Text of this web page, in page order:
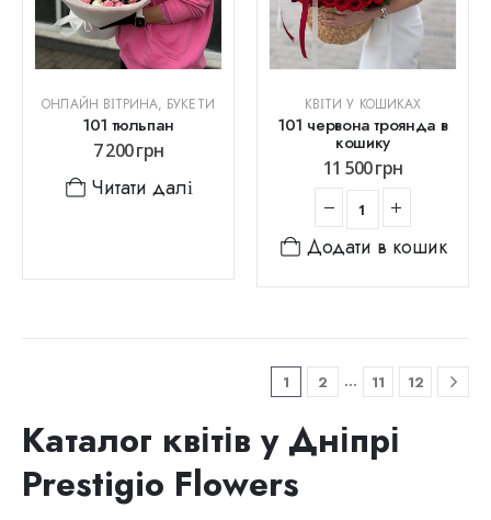
ОНЛАЙН ВІТРИНА, БУКЕТИ
101 тюльпан
7 200грн
Читати далі
КВІТИ У КОШИКАХ
101 червона троянда в
кошику
11 500грн
Додати в кошик
1 2 … 11 12
Каталог квітів у Дніпрі
Prestigio Flowers